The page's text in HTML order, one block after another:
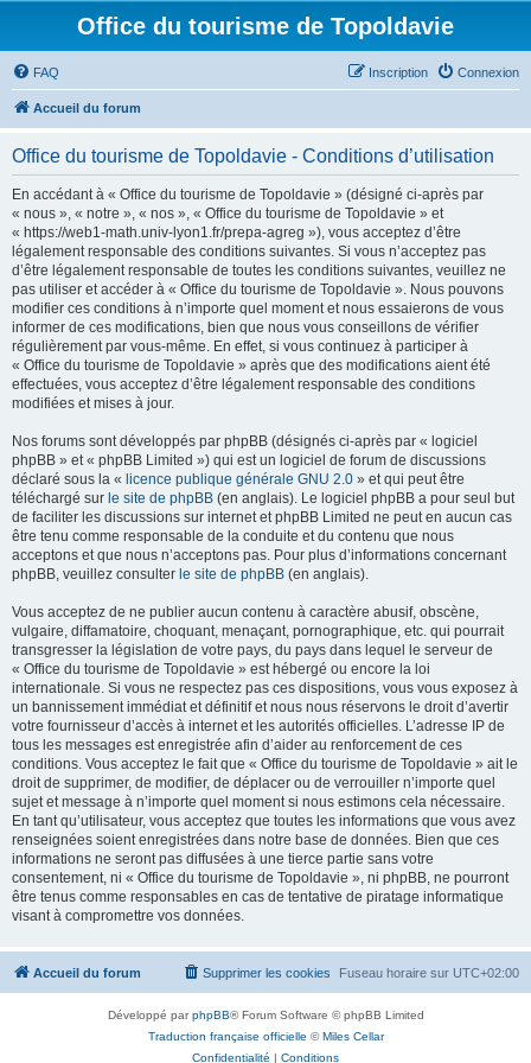
Office du tourisme de Topoldavie
FAQ Connexion
Inscription
Accueil du forum
Office du tourisme de Topoldavie - Conditions d’utilisation
En accédant à « Office du tourisme de Topoldavie » (désigné ci-après par
« nous », « notre », « nos », « Office du tourisme de Topoldavie » et
« https://web1-math.univ-lyon1.fr/prepa-agreg »), vous acceptez d’être
légalement responsable des conditions suivantes. Si vous n’acceptez pas
d’être légalement responsable de toutes les conditions suivantes, veuillez ne
pas utiliser et accéder à « Office du tourisme de Topoldavie ». Nous pouvons
modifier ces conditions à n’importe quel moment et nous essaierons de vous
informer de ces modifications, bien que nous vous conseillons de vérifier
régulièrement par vous-même. En effet, si vous continuez à participer à
« Office du tourisme de Topoldavie » après que des modifications aient été
effectuées, vous acceptez d’être légalement responsable des conditions
modifiées et mises à jour.
Nos forums sont développés par phpBB (désignés ci-après par « logiciel
phpBB » et « phpBB Limited ») qui est un logiciel de forum de discussions
déclaré sous la « licence publique générale GNU 2.0 » et qui peut être
téléchargé sur le site de phpBB (en anglais). Le logiciel phpBB a pour seul but
de faciliter les discussions sur internet et phpBB Limited ne peut en aucun cas
être tenu comme responsable de la conduite et du contenu que nous
acceptons et que nous n’acceptons pas. Pour plus d’informations concernant
phpBB, veuillez consulter le site de phpBB (en anglais).
Vous acceptez de ne publier aucun contenu à caractère abusif, obscène,
vulgaire, diffamatoire, choquant, menaçant, pornographique, etc. qui pourrait
transgresser la législation de votre pays, du pays dans lequel le serveur de
« Office du tourisme de Topoldavie » est hébergé ou encore la loi
internationale. Si vous ne respectez pas ces dispositions, vous vous exposez à
un bannissement immédiat et définitif et nous nous réservons le droit d’avertir
votre fournisseur d’accès à internet et les autorités officielles. L’adresse IP de
tous les messages est enregistrée afin d’aider au renforcement de ces
conditions. Vous acceptez le fait que « Office du tourisme de Topoldavie » ait le
droit de supprimer, de modifier, de déplacer ou de verrouiller n’importe quel
sujet et message à n’importe quel moment si nous estimons cela nécessaire.
En tant qu’utilisateur, vous acceptez que toutes les informations que vous avez
renseignées soient enregistrées dans notre base de données. Bien que ces
informations ne seront pas diffusées à une tierce partie sans votre
consentement, ni « Office du tourisme de Topoldavie », ni phpBB, ne pourront
être tenus comme responsables en cas de tentative de piratage informatique
visant à compromettre vos données.
Accueil du forum Fuseau horaire sur UTC+02:00
Supprimer les cookies
Développé parphpBB® Forum Software © phpBB Limited
Traduction française officielle ©Miles Cellar
Confidentialité | Conditions